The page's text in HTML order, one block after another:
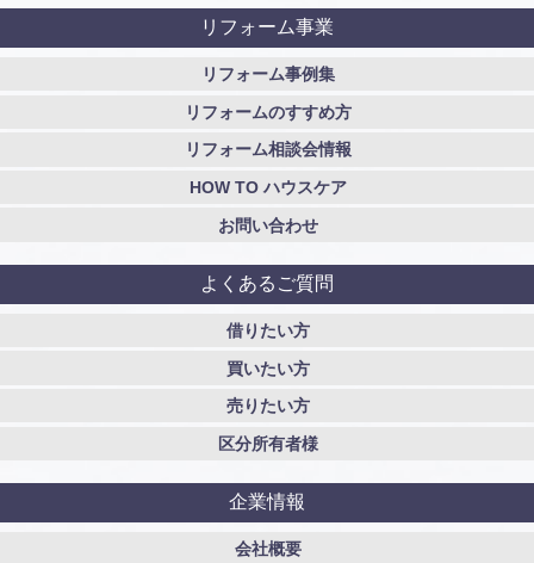
リフォーム事業
リフォーム事例集
リフォームのすすめ方
リフォーム相談会情報
HOW TO ハウスケア
お問い合わせ
よくあるご質問
借りたい方
買いたい方
売りたい方
区分所有者様
企業情報
会社概要